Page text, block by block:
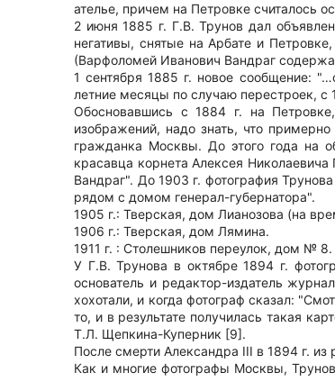
ателье, причем на Петровке считалось
2 июня 1885 г. Г.В. Трунов дал
негативы, снятые на Арбате и
(Варфоломей Иванович Вандраг
1 сентября 1885 г. новое сообщение:
летние месяцы по случаю перестроек, с
Обосновавшись с 1884 г. на
изображений, надо знать, что
гражданка Москвы. До этого года на
красавца корнета Алексея
Вандраг". До 1903 г. фотография
рядом с домом генерал-губернатора".
1905 г.: Тверская, дом Лианозова (на
1906 г.: Тверская, дом Лямина.
1911 г. : Столешников переулок, дом №
У Г.В. Трунова в октябре 1894 г.
основатель и редактор-издатель
хохотали, и когда фотограф сказал:
то, и в результате получилась такая
Т.Л. Щепкина-Куперник [9].
После смерти Александра III в 1894 г.
Как и многие фотографы Москвы,